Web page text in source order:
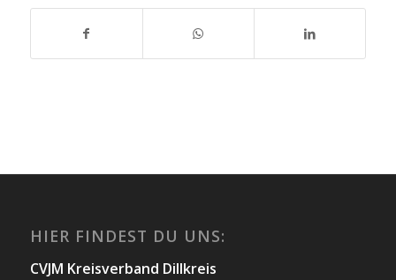
HIER FINDEST DU UNS:
CVJM Kreisverband Dillkreis